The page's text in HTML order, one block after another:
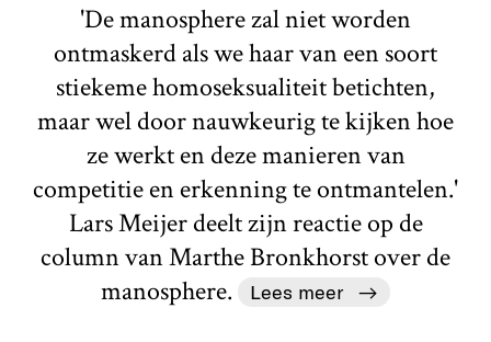
'De manosphere zal niet worden
ontmaskerd als we haar van een soort
stiekeme homoseksualiteit betichten,
maar wel door nauwkeurig te kijken hoe
ze werkt en deze manieren van
competitie en erkenning te ontmantelen.'
Lars Meijer deelt zijn reactie op de
column van Marthe Bronkhorst over de
manosphere.
Lees meer